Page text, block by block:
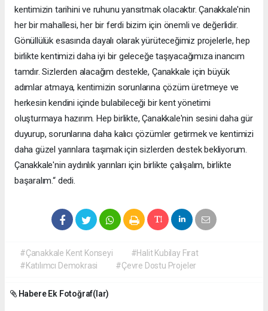
kentimizin tarihini ve ruhunu yansıtmak olacaktır. Çanakkale'nin
her bir mahallesi, her bir ferdi bizim için önemli ve değerlidir.
Gönüllülük esasında dayalı olarak yürüteceğimiz projelerle, hep
birlikte kentimizi daha iyi bir geleceğe taşıyacağımıza inancım
tamdır. Sizlerden alacağım destekle, Çanakkale için büyük
adımlar atmaya, kentimizin sorunlarına çözüm üretmeye ve
herkesin kendini içinde bulabileceği bir kent yönetimi
oluşturmaya hazırım. Hep birlikte, Çanakkale'nin sesini daha gür
duyurup, sorunlarına daha kalıcı çözümler getirmek ve kentimizi
daha güzel yarınlara taşımak için sizlerden destek bekliyorum.
Çanakkale'nin aydınlık yarınları için birlikte çalışalım, birlikte
başaralım.“ dedi.
#Çanakkale Kent Konseyi
#Halit Kubilay Fırat
#Katılımcı Demokrasi
#Çevre Dostu Projeler
Habere Ek Fotoğraf(lar)